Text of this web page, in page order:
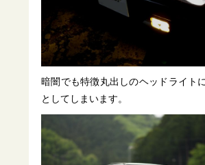
暗闇でも特徴丸出しのヘッドライト
としてしまいます。